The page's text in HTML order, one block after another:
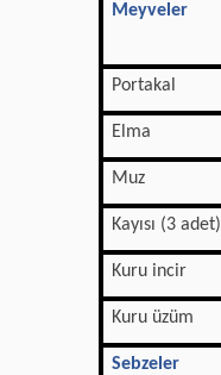
Meyveler
Portakal
Elma
Muz
Kayısı (3 adet)
Kuru incir
Kuru üzüm
Sebzeler